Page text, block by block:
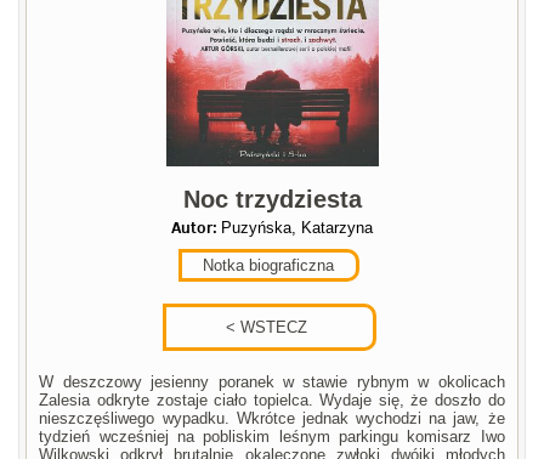
Noc trzydziesta
Autor: Puzyńska, Katarzyna
Notka biograficzna
W deszczowy jesienny poranek w stawie rybnym w okolicach
Zalesia odkryte zostaje ciało topielca. Wydaje się, że doszło do
nieszczęśliwego wypadku. Wkrótce jednak wychodzi na jaw, że
tydzień wcześniej na pobliskim leśnym parkingu komisarz Iwo
Wilkowski odkrył brutalnie okaleczone zwłoki dwójki młodych